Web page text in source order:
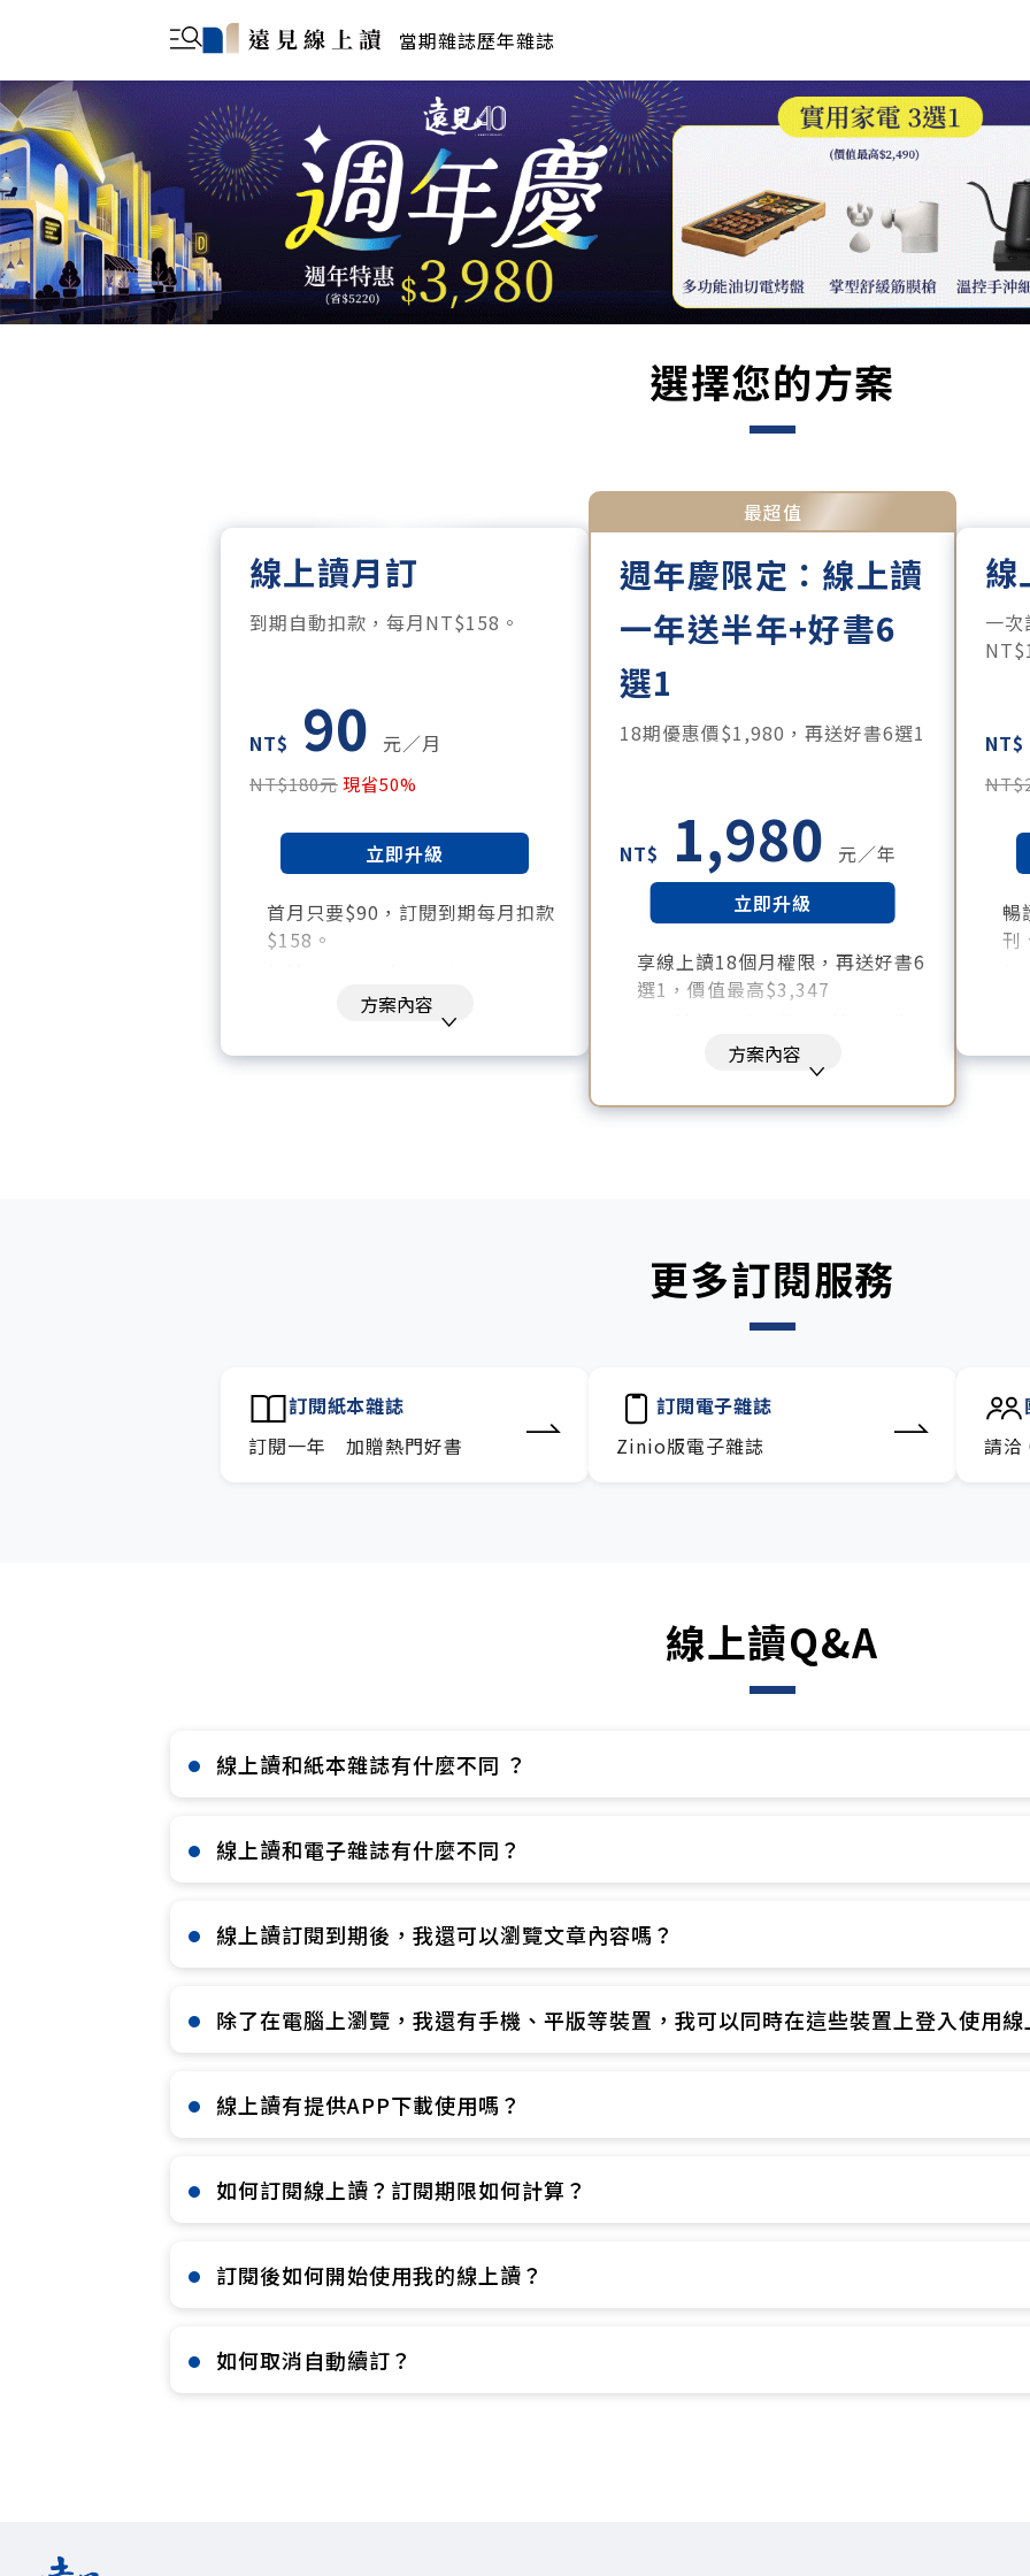
當期雜誌歷年雜誌
選擇您的方案
線上讀月訂
到期自動扣款，每月NT$158。
NT$ 90 元／月
NT$180元現省50%
立即升級
首月只要$90，訂閱到期每月扣款
$158。
刊、特刊。​
每「季」一場訂戶專屬空中沙龍。
每月下載編輯整理精華知識包。
方案內容
最超值
週年慶限定：線上讀
一年送半年+好書6
選1
18期優惠價$1,980，再送好書6選1
NT$ 1,980
元／年
立即升級
享線上讀18個月權限，再送好書6
選1，價值最高$3,347
好書清單：《大腦就是這樣工作
的》、《致富心態》、《高希均
回憶錄》、《激素平衡瘦身
課》、《黃仁勳傳》、《一如既
訂閱到期自動扣款。
每月下載編輯整理精華知識包。
方案內容
線
一
NT$
暢
刊
訂
更多訂閱服務
訂閱紙本雜誌
訂閱一年 加贈熱門好書
訂閱電子雜誌
Zinio版電子雜誌
請
線上讀Q&A
線上讀和紙本雜誌有什麼不同 ？​
線上讀和電子雜誌有什麼不同？​
線上讀訂閱到期後，我還可以瀏覽文章內容嗎？​
除了在電腦上瀏覽，我還有手機、平版等裝置，我可以同時在這些裝置上登入使用
線上讀有提供APP下載使用嗎？​
如何訂閱線上讀？訂閱期限如何計算？​
訂閱後如何開始使用我的線上讀？​
如何取消自動續訂？